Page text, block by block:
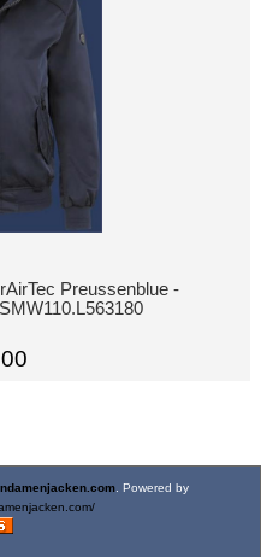
Preussenblue -
. Powered by